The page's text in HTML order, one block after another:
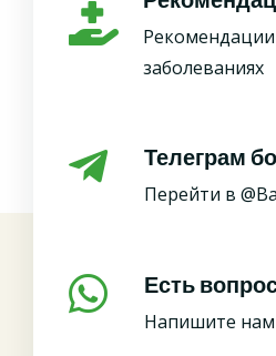
заболеваниях
Телеграм
Перейти в
Есть
Напишите нам